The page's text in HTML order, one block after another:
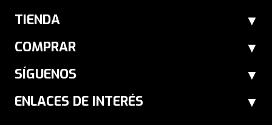
TIENDA
COMPRAR
SÍGUENOS
ENLACES DE INTERÉS